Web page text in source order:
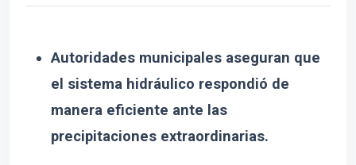
Autoridades municipales aseguran que
el sistema hidráulico respondió de
manera eficiente ante las
precipitaciones extraordinarias.